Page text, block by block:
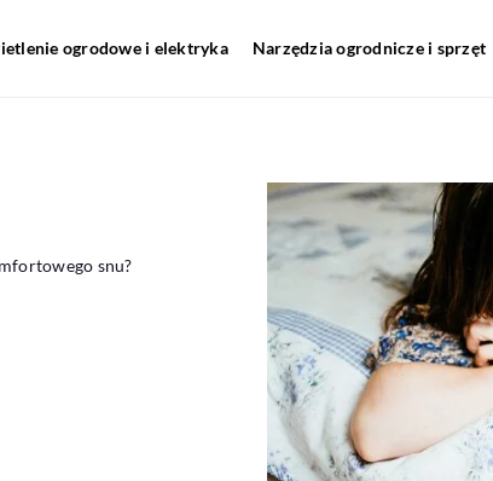
ogrodowe i elektryka Narzędzia ogrodnicze i sprzęt
snu?